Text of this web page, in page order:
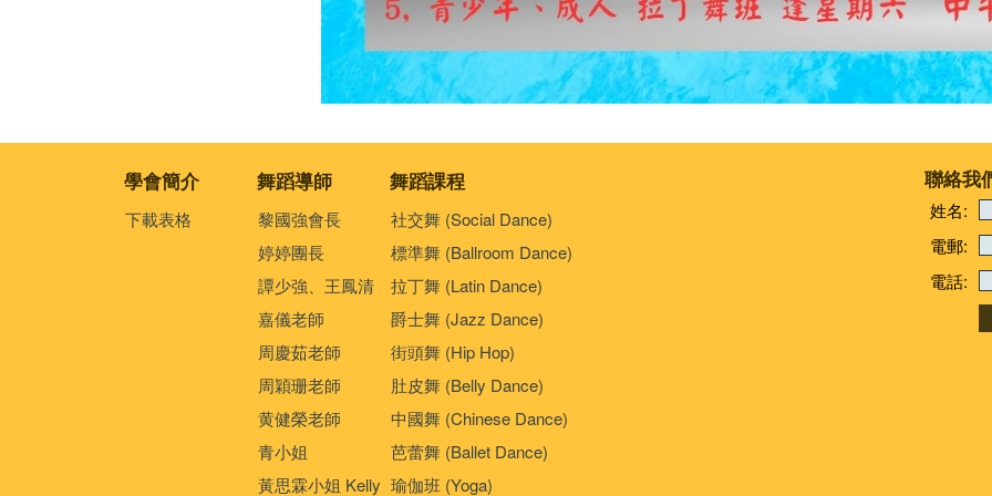
學會簡介 舞蹈導師 舞蹈課程
下載表格
黎國強會長
婷婷團長
譚少強、王鳳清
嘉儀老師
周慶茹老師
周穎珊老師
黄健榮老師
青小姐
黃思霖小姐 Kelly
社交舞 (Social Dance)
標準舞 (Ballroom Dance)
拉丁舞 (Latin Dance)
爵士舞 (Jazz Dance)
街頭舞 (Hip Hop)
肚皮舞 (Belly Dance)
中國舞 (Chinese Dance)
芭蕾舞 (Ballet Dance)
瑜伽班 (Yoga)
聯絡我
姓名:
電郵:
電話: